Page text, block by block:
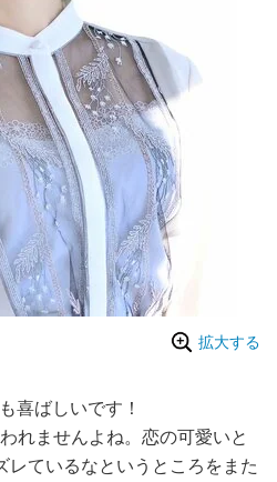
拡大する
喜ばしいです！
れませんよね。恋の可愛いと
レているなというところをまた